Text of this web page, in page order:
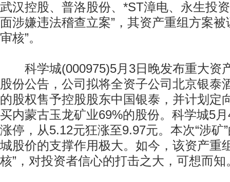
武汉控股、普洛股份、*ST漳电、永生投
面涉嫌违法稽查立案”，其资产重组方案被
审核”。
科学城(000975)5月3日晚发布重大资
股份公告，公司拟将全资子公司北京银泰
的股权售予控股股东中国银泰，并计划定
买内蒙古玉龙矿业69%的股份。科学城5
涨停，从5.12元狂涨至9.97元。本次“涉矿
城股价的支撑作用极大。如今，该资产重
核”，对投资者信心的打击之大，可想而知